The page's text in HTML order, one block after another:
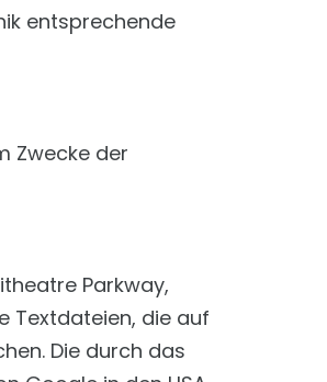
entsprechende
Zwecke der
Parkway,
Textdateien, die auf
Die durch das